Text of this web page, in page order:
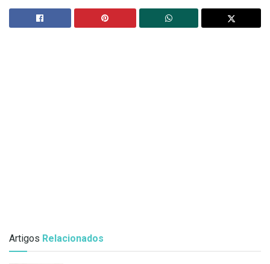
Artigos Relacionados